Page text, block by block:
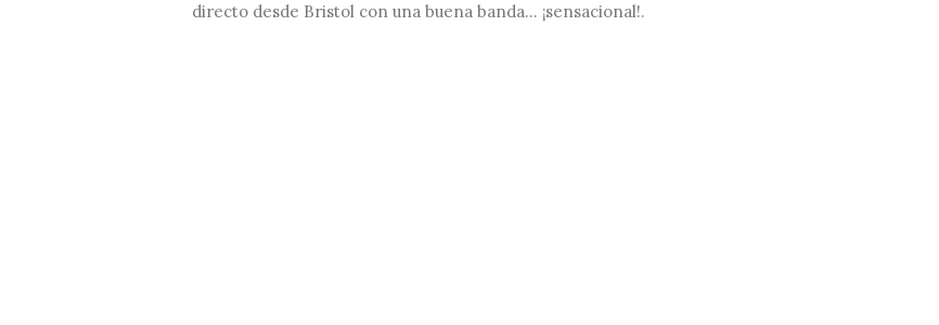
directo desde Bristol con una buena banda... ¡sensacional!.